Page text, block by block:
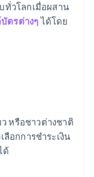
ทั่วโลกเมื่อผสาน
ตรต่างๆได้โดย
หรือชาวต่างชาติ
อกการชำระเงิน
ด้